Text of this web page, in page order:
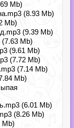
Mb)
(8.93 Mb)
Mb)
(9.39 Mb)
Mb)
(9.61 Mb)
(7.72 Mb)
(7.14 Mb)
Mb)
(6.01 Mb)
(8.26 Mb)
Mb)